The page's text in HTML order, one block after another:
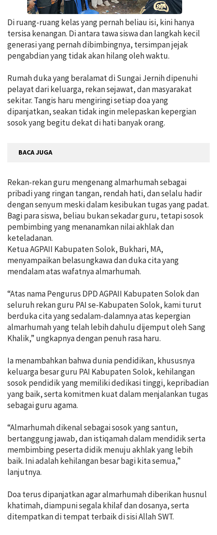
Di ruang-ruang kelas yang pernah beliau isi, kini hanya
tersisa kenangan. Di antara tawa siswa dan langkah kecil
generasi yang pernah dibimbingnya, tersimpan jejak
pengabdian yang tidak akan hilang oleh waktu.
Rumah duka yang beralamat di Sungai Jernih dipenuhi
pelayat dari keluarga, rekan sejawat, dan masyarakat
sekitar. Tangis haru mengiringi setiap doa yang
dipanjatkan, seakan tidak ingin melepaskan kepergian
sosok yang begitu dekat di hati banyak orang.
BACA JUGA
Rekan-rekan guru mengenang almarhumah sebagai
pribadi yang ringan tangan, rendah hati, dan selalu hadir
dengan senyum meski dalam kesibukan tugas yang padat.
Bagi para siswa, beliau bukan sekadar guru, tetapi sosok
pembimbing yang menanamkan nilai akhlak dan
keteladanan.
Ketua AGPAII Kabupaten Solok, Bukhari, MA,
menyampaikan belasungkawa dan duka cita yang
mendalam atas wafatnya almarhumah.
“Atas nama Pengurus DPD AGPAII Kabupaten Solok dan
seluruh rekan guru PAI se-Kabupaten Solok, kami turut
berduka cita yang sedalam-dalamnya atas kepergian
almarhumah yang telah lebih dahulu dijemput oleh Sang
Khalik,” ungkapnya dengan penuh rasa haru.
Ia menambahkan bahwa dunia pendidikan, khususnya
keluarga besar guru PAI Kabupaten Solok, kehilangan
sosok pendidik yang memiliki dedikasi tinggi, kepribadian
yang baik, serta komitmen kuat dalam menjalankan tugas
sebagai guru agama.
“Almarhumah dikenal sebagai sosok yang santun,
bertanggung jawab, dan istiqamah dalam mendidik serta
membimbing peserta didik menuju akhlak yang lebih
baik. Ini adalah kehilangan besar bagi kita semua,”
lanjutnya.
Doa terus dipanjatkan agar almarhumah diberikan husnul
khatimah, diampuni segala khilaf dan dosanya, serta
ditempatkan di tempat terbaik di sisi Allah SWT.